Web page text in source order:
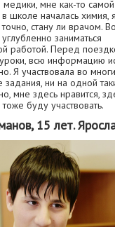
мне как-то самой
школе началась химия,
стану ли врачом.
заниматься
работой. Перед
всю информацию
Я участвовала во
ни на одной
мне здесь нравится,
буду участвовать.
15 лет.